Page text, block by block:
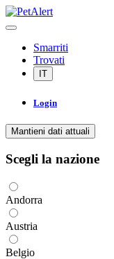
Smarriti
Trovati
IT
Login
Mantieni dati attuali
Scegli la nazione
Andorra
Austria
Belgio